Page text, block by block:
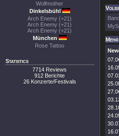
Wolfmother
Dinkelsbühl
Arch Enemy (+21)
Arch Enemy (+21)
Arch Enemy (+21)
München
Rose Tattoo
Statistics
7714 Reviews
912 Berichte
26 Konzerte/Festivals